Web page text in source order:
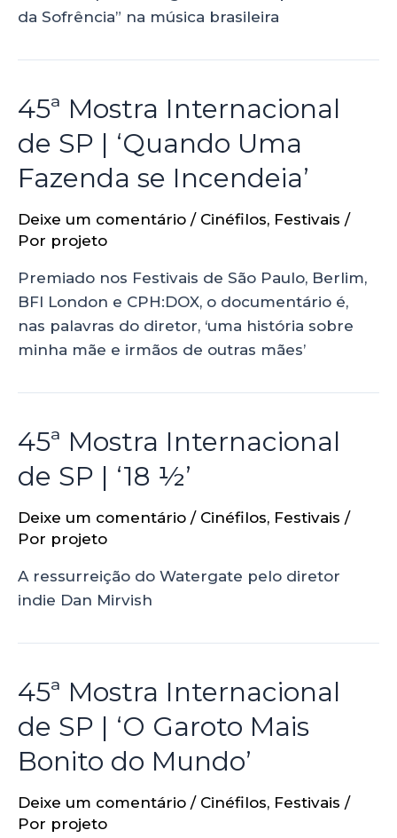
da Sofrência” na música brasileira
45ª Mostra Internacional
de SP | ‘Quando Uma
Fazenda se Incendeia’
Deixe um comentário / Cinéfilos, Festivais /
Por projeto
Premiado nos Festivais de São Paulo, Berlim,
BFI London e CPH:DOX, o documentário é,
nas palavras do diretor, ‘uma história sobre
minha mãe e irmãos de outras mães’
45ª Mostra Internacional
de SP | ‘18 ½’
Deixe um comentário / Cinéfilos, Festivais /
Por projeto
A ressurreição do Watergate pelo diretor
indie Dan Mirvish
45ª Mostra Internacional
de SP | ‘O Garoto Mais
Bonito do Mundo’
Deixe um comentário / Cinéfilos, Festivais /
Por projeto